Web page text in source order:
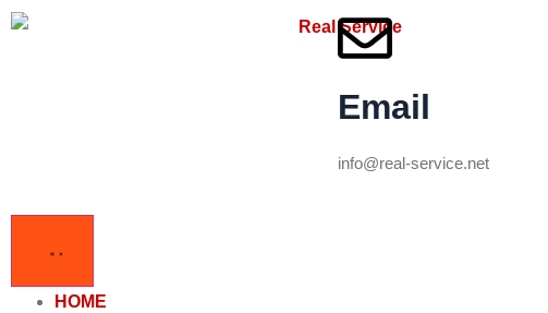
Email
info@real-service.net
HOME